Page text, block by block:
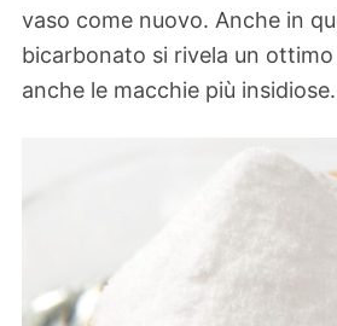
vaso come nuovo. Anche in
bicarbonato si rivela un
anche le macchie più insidiose.